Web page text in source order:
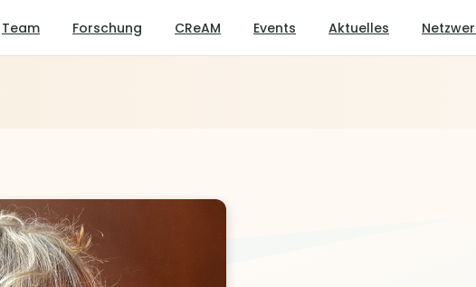
Team Forschung CReAM Events Aktuelles